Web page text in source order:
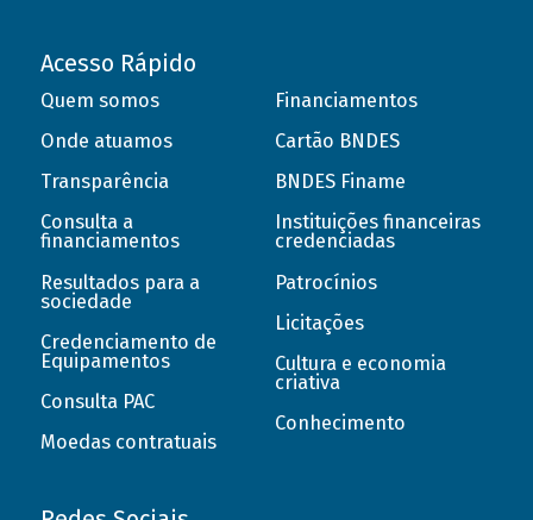
Acesso Rápido
Quem somos
Onde atuamos
Transparência
Consulta a
financiamentos
Resultados para a
sociedade
Credenciamento de
Equipamentos
Consulta PAC
Moedas contratuais
Financiamentos
Cartão BNDES
BNDES Finame
Instituições financeiras
credenciadas
Patrocínios
Licitações
Cultura e economia
criativa
Conhecimento